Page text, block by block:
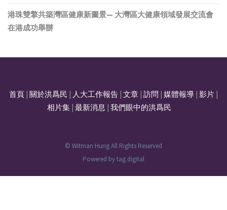
港珠雙擎共築灣區健康新圖景— 大灣區大健康領域發展交流會
在港成功舉辦
首頁 關於洪爲民 人大工作報告 文章 訪問 媒體報導 影片
相片集| 最新消息 我們眼中的洪爲民
© Witman Hung All Rights Reserved
Powered bytag.digital